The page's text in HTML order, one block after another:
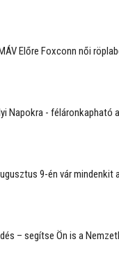
Előre Foxconn női
Napokra - féláronkapható
9-én vár mindenkit
– segítse Ön is a